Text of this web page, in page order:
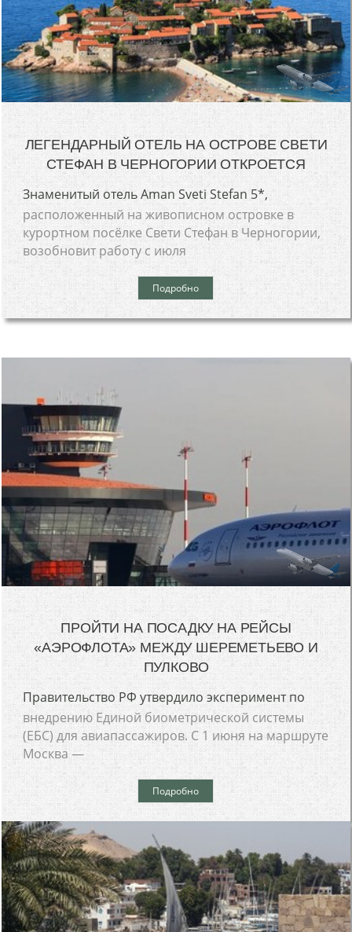
ЛЕГЕНДАРНЫЙ ОТЕЛЬ НА ОСТРОВЕ СВЕТИ
СТЕФАН В ЧЕРНОГОРИИ ОТКРОЕТСЯ
Знаменитый отель Aman Sveti Stefan 5*,
расположенный на живописном островке в
курортном посёлке Свети Стефан в Черногории,
возобновит работу с июля
Подробно
ПРОЙТИ НА ПОСАДКУ НА РЕЙСЫ
«АЭРОФЛОТА» МЕЖДУ ШЕРЕМЕТЬЕВО И
ПУЛКОВО
Правительство РФ утвердило эксперимент по
внедрению Единой биометрической системы
(ЕБС) для авиапассажиров. С 1 июня на маршруте
Москва —
Подробно